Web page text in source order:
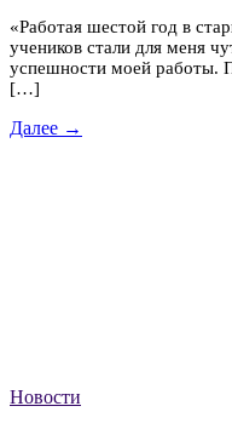
«Работая шестой год в
учеников стали для меня
успешности моей работы.
[…]
Далее →
Новости